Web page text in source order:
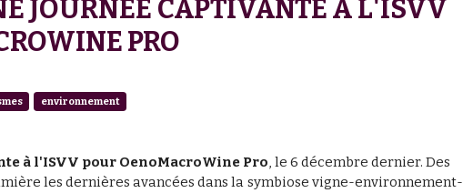
JOURNÉE CAPTIVANTE À L'ISVV
PRO
environnement
à l'ISVV pour OenoMacroWine Pro, le 6 décembre dernier. Des
les dernières avancées dans la symbiose vigne-environnement-